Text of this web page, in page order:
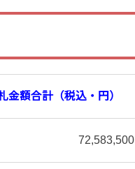
金額合計（税込・円）
72,583,500